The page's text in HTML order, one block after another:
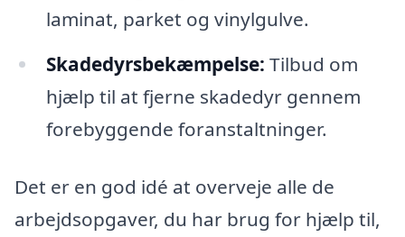
laminat, parket og vinylgulve.
Skadedyrsbekæmpelse: Tilbud om
hjælp til at fjerne skadedyr gennem
forebyggende foranstaltninger.
Det er en god idé at overveje alle de
arbejdsopgaver, du har brug for hjælp til,